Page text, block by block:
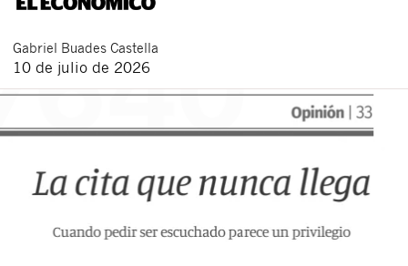
Gabriel Buades Castella
10 de julio de 2026